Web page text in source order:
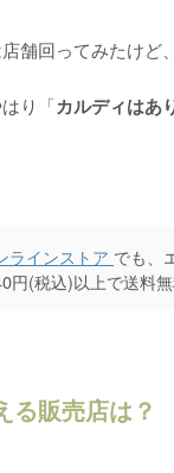
舗回ってみたけど
り「カルディはあ
ラインストア でも、
円(税込)以上で送料
る販売店は？